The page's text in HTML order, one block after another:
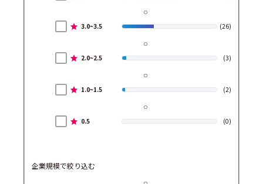
3.0~3.5 (26)
2.0~2.5 (3)
1.0~1.5 (2)
0.5 (0)
企業規模で絞り込む